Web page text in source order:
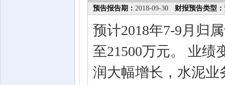
预告报告期： 2018-09-30 财报预告类型：
预计2018年7-9月归
至21500万元。 业绩
润大幅增长，水泥